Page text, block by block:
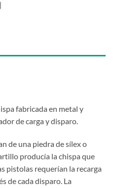
fabricada en metal y
de carga y disparo.
de una piedra de sílex o
producía la chispa que
pistolas requerían la recarga
de cada disparo. La